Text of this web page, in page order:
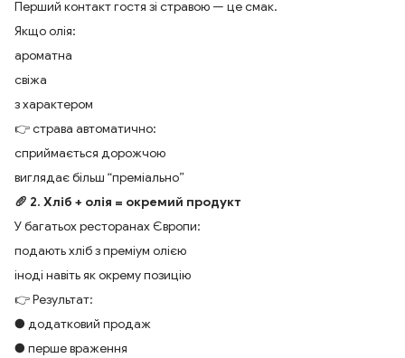
Перший контакт гостя зі стравою — це смак.
Якщо олія:
ароматна
свіжа
з характером
👉 страва автоматично:
сприймається дорожчою
виглядає більш “преміально”
🥖 2. Хліб + олія = окремий продукт
У багатьох ресторанах Європи:
подають хліб з преміум олією
іноді навіть як окрему позицію
👉 Результат:
● додатковий продаж
● перше враження